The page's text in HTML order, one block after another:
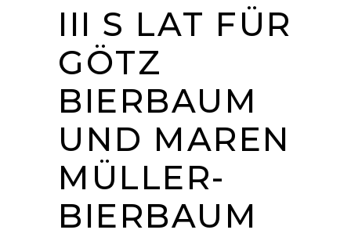
III S LAT FÜR
GÖTZ
BIERBAUM
UND MAREN
MÜLLER-
BIERBAUM